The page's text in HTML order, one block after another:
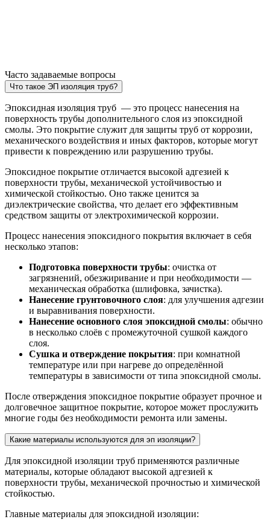
Часто задаваемые вопросы
Что такое ЭП изоляция труб?
Эпоксидная изоляция труб — это процесс нанесения на
поверхность трубы дополнительного слоя из эпоксидной
смолы. Это покрытие служит для защиты труб от коррозии,
механического воздействия и иных факторов, которые могут
привести к повреждению или разрушению трубы.
Эпоксидное покрытие отличается высокой адгезией к
поверхности трубы, механической устойчивостью и
химической стойкостью. Оно также ценится за
диэлектрические свойства, что делает его эффективным
средством защиты от электрохимической коррозии.
Процесс нанесения эпоксидного покрытия включает в себя
несколько этапов:
Подготовка поверхности трубы: очистка от
загрязнений, обезжиривание и при необходимости —
механическая обработка (шлифовка, зачистка).
Нанесение грунтовочного слоя: для улучшения адгезии
и выравнивания поверхности.
Нанесение основного слоя эпоксидной смолы: обычно
в несколько слоёв с промежуточной сушкой каждого
слоя.
Сушка и отверждение покрытия: при комнатной
температуре или при нагреве до определённой
температуры в зависимости от типа эпоксидной смолы.
После отверждения эпоксидное покрытие образует прочное и
долговечное защитное покрытие, которое может прослужить
многие годы без необходимости ремонта или замены.
Какие материалы используются для эп изоляции?
Для эпоксидной изоляции труб применяются различные
материалы, которые обладают высокой адгезией к
поверхности трубы, механической прочностью и химической
стойкостью.
Главные материалы для эпоксидной изоляции: